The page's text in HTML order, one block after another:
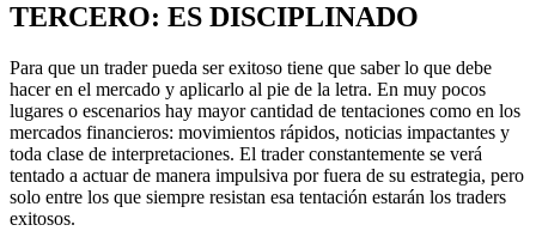
TERCERO: ES DISCIPLINADO
Para que un trader pueda ser exitoso tiene que saber lo que debe
hacer en el mercado y aplicarlo al pie de la letra. En muy pocos
lugares o escenarios hay mayor cantidad de tentaciones como en los
mercados financieros: movimientos rápidos, noticias impactantes y
toda clase de interpretaciones. El trader constantemente se verá
tentado a actuar de manera impulsiva por fuera de su estrategia, pero
solo entre los que siempre resistan esa tentación estarán los traders
exitosos.